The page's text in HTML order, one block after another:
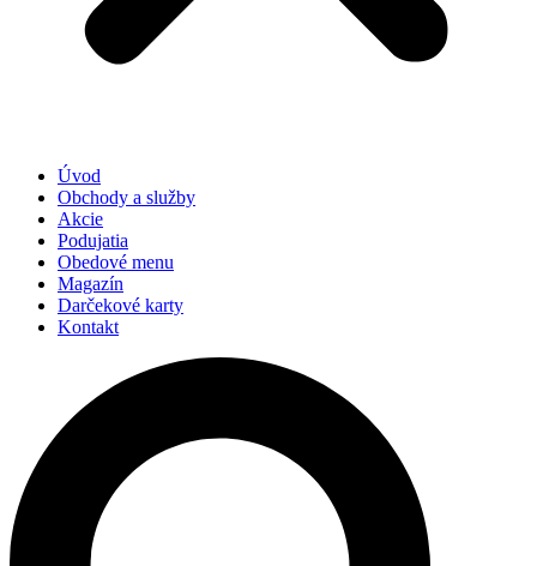
Úvod
Obchody a služby
Akcie
Podujatia
Obedové menu
Magazín
Darčekové karty
Kontakt